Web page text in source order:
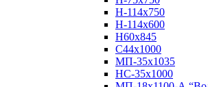
Н-114х750
Н-114х600
Н60х845
С44х1000
МП-35х1035
НС-35х1000